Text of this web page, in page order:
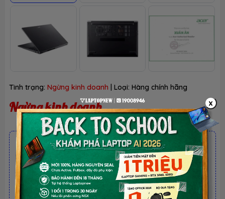
Tình trạng: Ngừng kinh doanh | Loại: Hàng chính hãng
Ngừng kinh doanh
ƯU ĐÃI TỐT NHẤT TRONG NĂM
BACK TO SCHOOL 2026.
Xem chi tiết
- Laptop văn phòng. Giảm TM 300K
- Laptop Business. Giảm TM 500K
x